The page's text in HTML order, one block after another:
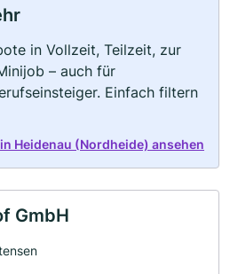
in Vollzeit, Teilzeit, zur
– auch für
Einfach filtern
Heidenau (Nordheide) ansehen
GmbH